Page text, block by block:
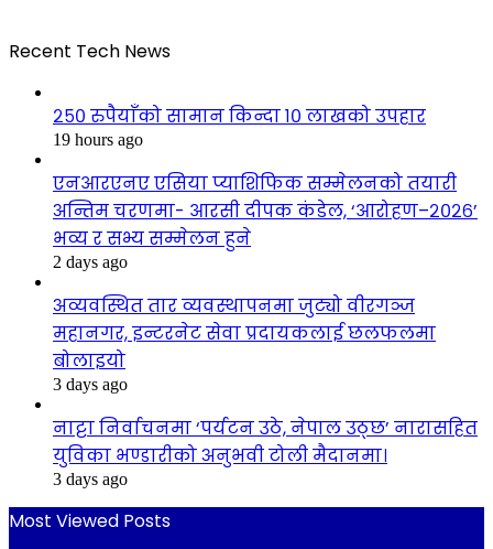
Recent Tech News
२५० रुपैयाँको सामान किन्दा १० लाखको उपहार
19 hours ago
एनआरएनए एसिया प्याशिफिक सम्मेलनको तयारी
अन्तिम चरणमा- आरसी दीपक कंडेल, ‘आरोहण–२०२६’
भव्य र सभ्य सम्मेलन हुने
2 days ago
अव्यवस्थित तार व्यवस्थापनमा जुट्यो वीरगञ्ज
महानगर, इन्टरनेट सेवा प्रदायकलाई छलफलमा
बोलाइयो
3 days ago
नाट्टा निर्वाचनमा ‘पर्यटन उठे, नेपाल उठ्छ’ नारासहित
युविका भण्डारीको अनुभवी टोली मैदानमा।
3 days ago
Most Viewed Posts